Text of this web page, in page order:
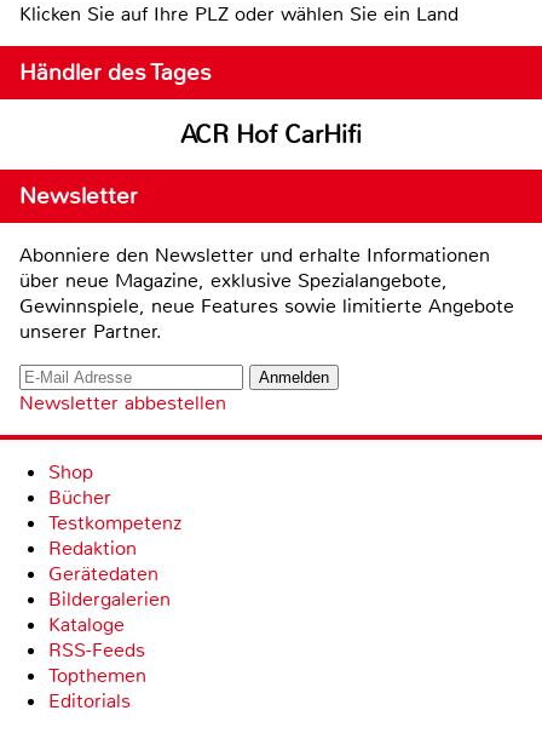
Klicken Sie auf Ihre PLZ oder wählen Sie ein Land
Händler des Tages
ACR Hof CarHifi
Newsletter
Abonniere den Newsletter und erhalte Informationen
über neue Magazine, exklusive Spezialangebote,
Gewinnspiele, neue Features sowie limitierte Angebote
unserer Partner.
Newsletter abbestellen
Shop
Bücher
Testkompetenz
Redaktion
Gerätedaten
Bildergalerien
Kataloge
RSS-Feeds
Topthemen
Editorials